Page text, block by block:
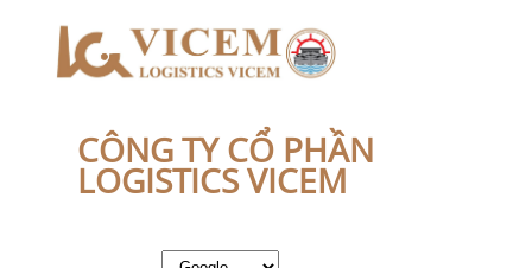
CÔNG TY CỔ PHẦN
LOGISTICS VICEM